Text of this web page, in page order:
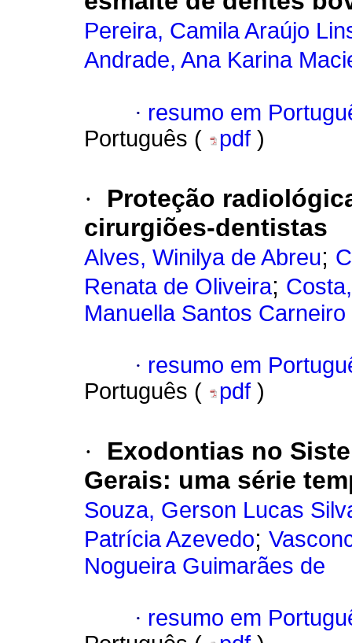
Pereira, Camila Araújo
Andrade, Ana Karina
· resumo em
Português (
pdf )
·
Proteção
cirurgiões-dentistas
Alves, Winilya de Abreu;
Renata de Oliveira;
Manuella Santos Carneiro
· resumo em
Português (
pdf )
·
Exodontias no
Gerais: uma série
Souza, Gerson Lucas
Patrícia Azevedo;
Nogueira Guimarães de
· resumo em